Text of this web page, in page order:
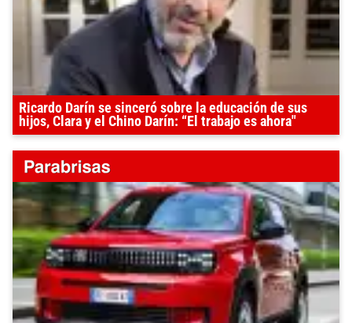
Ricardo Darín se sinceró sobre la educación de sus
hijos, Clara y el Chino Darín: “El trabajo es ahora"